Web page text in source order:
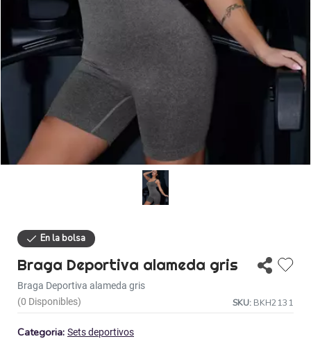
Descuentos
Ayuda
Braga Deportiva alameda gris
Braga Deportiva alameda gris
(0 Disponibles)
SKU: BKH2131
Categoria: Sets deportivos